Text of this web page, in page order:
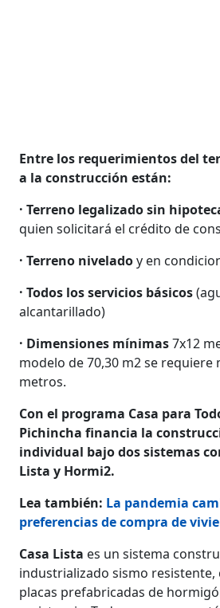
Entre los requerimientos del
a la construcción están:
· Terreno legalizado sin
quien solicitará el crédito de
· Terreno niveladoy en
· Todos los servicios básicos
alcantarillado)
· Dimensiones mínimas7x12
modelo de 70,30 m2 se requiere
metros.
Con el programa Casa para
Pichincha financia la
individual bajo dos sistemas
Lista y Hormi2.
Lea también: La pandemia
preferencias de compra de
Casa Lista es un sistema
industrializado sismo resistente,
placas prefabricadas de